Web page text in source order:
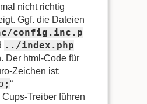
nicht richtig
Ggf. die Dateien
config.inc.p
../index.php
Der html-Code für
Zeichen ist:
“
Cups-Treiber führen